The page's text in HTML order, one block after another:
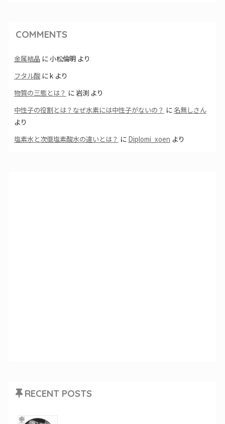
COMMENTS
金属結晶に小松倫明より
フタル酸にkより
物質の三態とは？ に岩渕より
中性子の役割とは？なぜ水素には中性子がないの？ に名無しさん
より
塩素水と次亜塩素酸水の違いとは？ に Diplomi_xoen より
RECENT POSTS